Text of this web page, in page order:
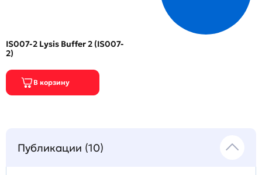
IS007-2 Lysis Buffer 2 (IS007-
2)
Публикации (10)